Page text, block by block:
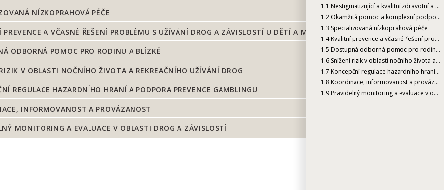
1.1 Nestigmatizující a kvalitní zdravotní a sociální péče
1.2 Okamžitá pomoc a komplexní podpora směřující k zotavení
1.3 Specializovaná nízkoprahová péče
1.4Kvalitní prevence a včasné řešení problému s užívání drog a závislostí u dětí a mladistvých
1.5 Dostupná odborná pomoc pro rodinu a blízké
1.6 Snížení rizik v oblasti nočního života a rekreačního užívání drog
1.7 Koncepční regulace hazardního hraní a podpora prevence gamblingu
1.8 Koordinace, informovanost a provázanost
1.9 Pravidelný monitoring a evaluace v oblasti drog a závislostí
NÍZKOPRAHOVÁ PÉČE
PREVENCE A VČASNÉ ŘEŠENÍ PROBLÉMU S UŽÍVÁNÍ DROG A ZÁVISLOSTÍ U DĚTÍ A MLADISTVÝCH
ODBORNÁ POMOC PRO RODINU A BLÍZKÉ
V OBLASTI NOČNÍHO ŽIVOTA A REKREAČNÍHO UŽÍVÁNÍ DROG
REGULACE HAZARDNÍHO HRANÍ A PODPORA PREVENCE GAMBLINGU
INFORMOVANOST A PROVÁZANOST
MONITORING A EVALUACE V OBLASTI DROG A ZÁVISLOSTÍ